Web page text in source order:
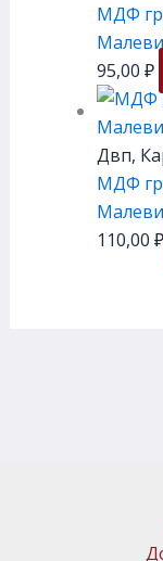
МДФ
95,00 ₽
Двп,
МДФ
110,00 ₽